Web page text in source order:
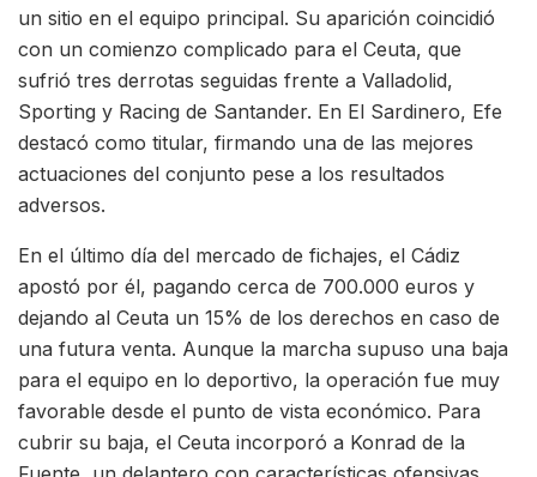
un sitio en el equipo principal. Su aparición coincidió
con un comienzo complicado para el Ceuta, que
sufrió tres derrotas seguidas frente a Valladolid,
Sporting y Racing de Santander. En El Sardinero, Efe
destacó como titular, firmando una de las mejores
actuaciones del conjunto pese a los resultados
adversos.
En el último día del mercado de fichajes, el Cádiz
apostó por él, pagando cerca de 700.000 euros y
dejando al Ceuta un 15% de los derechos en caso de
una futura venta. Aunque la marcha supuso una baja
para el equipo en lo deportivo, la operación fue muy
favorable desde el punto de vista económico. Para
cubrir su baja, el Ceuta incorporó a Konrad de la